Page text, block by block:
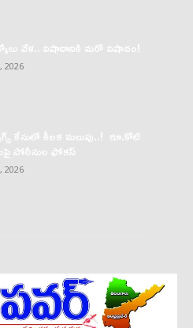
వేళ.. విషాదానికి మరో విషాదం!
2026
కేసులో కీలక మలుపు..! రూ.కోటి
పోలీసుల ఫోకస్‌
2026